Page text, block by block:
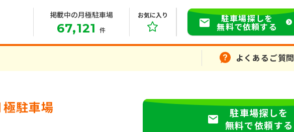
掲載中の月極駐車場
67,121 件
お気に入り 駐車場探しを
無料で依頼する
よくあるご質問
駐車場
駐車場探しを
無料で依頼する